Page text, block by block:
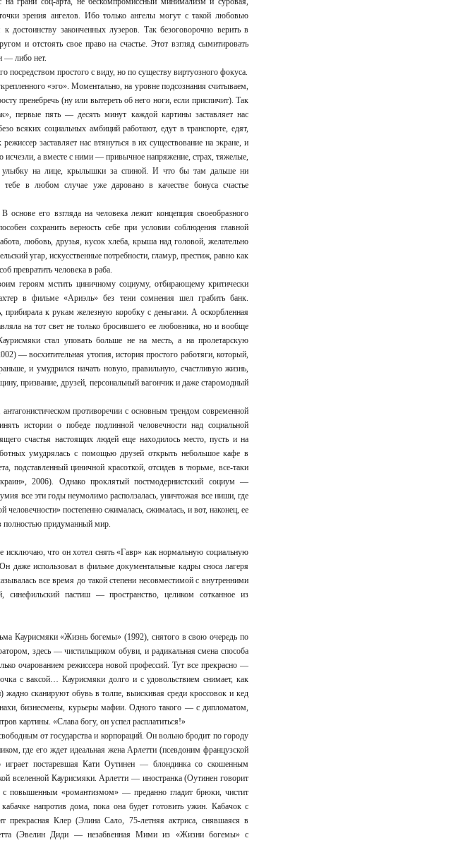
зрения ангелов. Ибо только ангелы могут с такой любовью
достоинству законченных лузеров. Так безоговорочно верить в
и отстоять свое право на счастье. Этот взгляд сымитировать
— либо нет.
простого с виду, но по существу виртуозного фокуса.
«эго». Моментально, на уровне подсознания считываем,
пренебречь (ну или вытереть об него ноги, если приспичит). Так
первые пять — десять минут каждой картины заставляет нас
всяких социальных амбиций работают, едут в транспорте, едят,
заставляет нас втянуться в их существование на экране, и
а вместе с ними — привычное напряжение, страх, тяжелые,
улыбку на лице, крылышки за спиной. И что бы там дальше ни
в любом случае уже даровано в качестве бонуса счастье
его взгляда на человека лежит концепция своеобразного
сохранить верность себе при условии соблюдения главной
любовь, друзья, кусок хлеба, крыша над головой, желательно
угар, искусственные потребности, гламур, престиж, равно как
превратить человека в раба.
героям мстить циничному социуму, отбирающему критически
в фильме «Ариэль» без тени сомнения шел грабить банк.
к рукам железную коробку с деньгами. А оскорбленная
на тот свет не только бросившего ее любовника, но и вообще
стал уповать больше не на месть, а на пролетарскую
— восхитительная утопия, история простого работяги, который,
и умудрился начать новую, правильную, счастливую жизнь,
призвание, друзей, персональный вагончик и даже старомодный
противоречии с основным трендом современной
истории о победе подлинной человечности над социальной
счастья настоящих людей еще находилось место, пусть и на
умудрялась с помощью друзей открыть небольшое кафе в
подставленный циничной красоткой, отсидев в тюрьме, все-таки
2006). Однако проклятый постмодернистский социум —
все эти годы неумолимо расползалась, уничтожая все ниши, где
постепенно сжималась, сжималась, и вот, наконец, ее
полностью придуманный мир.
что он хотел снять «Гавр» как нормальную социальную
даже использовал в фильме документальные кадры сноса лагеря
все время до такой степени несовместимой с внутренними
синефильский пастиш — пространство, целиком сотканное из
Каурисмяки «Жизнь богемы» (1992), снятого в свою очередь по
здесь — чистильщиком обуви, и радикальная смена способа
очарованием режиссера новой профессий. Тут все прекрасно —
с ваксой… Каурисмяки долго и с удовольствием снимает, как
сканируют обувь в толпе, выискивая среди кроссовок и кед
бизнесмены, курьеры мафии. Одного такого — с дипломатом,
картины. «Слава богу, он успел расплатиться!»
от государства и корпораций. Он вольно бродит по городу
где его ждет идеальная жена Арлетти (псевдоним французской
постаревшая Кати Оутинен — блондинка со скошенным
вселенной Каурисмяки. Арлетти — иностранка (Оутинен говорит
повышенным «романтизмом» — преданно гладит брюки, чистит
напротив дома, пока она будет готовить ужин. Кабачок с
Клер (Элина Сало, 75-летняя актриса, снявшаяся в
(Эвелин Диди — незабвенная Мими из «Жизни богемы» с